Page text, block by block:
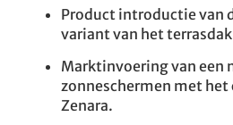
Product introductie van
variant van het terrasdak
Marktinvoering van een
zonneschermen met het
Zenara.